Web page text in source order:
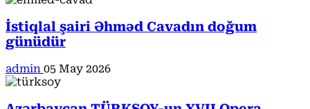
İstiqlal şairi Əhməd Cavadın doğum
günüdür
admin 05 May 2026